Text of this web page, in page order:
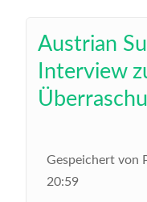
Austrian
Interview
Gespeichert von
20:59